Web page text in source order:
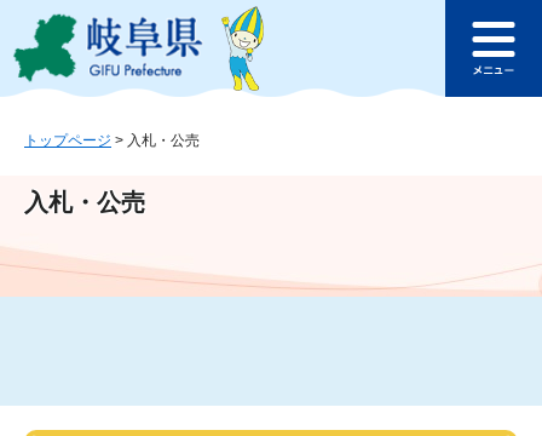
ジ
ュ
文
このページの本文へ
ュ
トップページ > 入札・公売
入札・公売